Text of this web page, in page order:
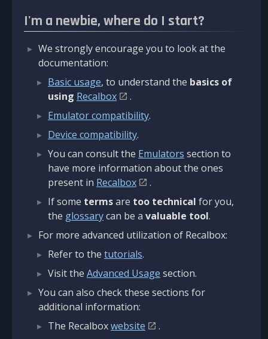
I'm a newbie, where do I start?
We strongly encourage you to look at the
documentation:
Basic usage, to understand the basics of
using Recalbox
.
Emulator compatibility.
Device compatibility.
You can consult the Emulators section to
have more information about the ones
present in Recalbox
.
If some termsare too technical for you,
the glossarycan be a valuable tool.
For more advanced utilization of Recalbox:
Refer to the tutorials.
Visit the Advanced Usage section.
You can also check these sections for
additional information:
The Recalboxwebsite
.